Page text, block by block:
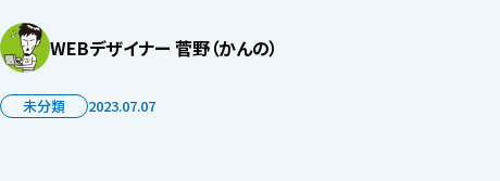
WEBデザイナー 菅野（かんの）
未分類 2023.07.07